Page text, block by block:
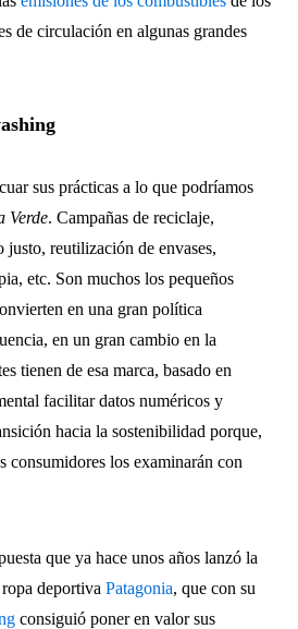
de circulación en algunas grandes
sus prácticas a lo que podríamos
Verde. Campañas de reciclaje,
justo, reutilización de envases,
etc. Son muchos los pequeños
en una gran política
en un gran cambio en la
tienen de esa marca, basado en
facilitar datos numéricos y
hacia la sostenibilidad porque,
consumidores los examinarán con
que ya hace unos años lanzó la
deportiva Patagonia, que con su
consiguió poner en valor sus